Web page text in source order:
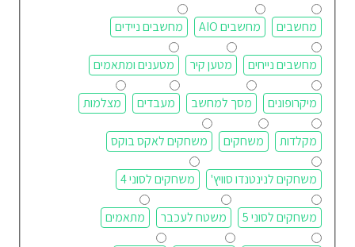
מחשבים מחשבים AIO מחשבים ניידים
מחשבים נייחים מטען קיר מטענים ומתאמים
מיקרופונים מסך למחשב מעבדים מצלמות
מקלדות משחקים משחקים לאקס בוקס
משחקים לנינטנדו סוויץ' משחקים לסוני 4
משחקים לסוני 5 משטח לעכבר מתאמים